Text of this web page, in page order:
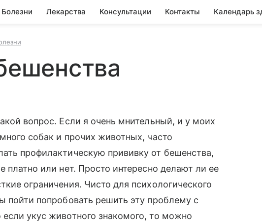
Болезни Лекарства Консультации Контакты Календарь
вопрос. Если я очень мнительный, и у моих
собак и прочих животных, часто
профилактическую прививку от бешенства,
платно или нет. Просто интересно делают ли ее
ограничения. Чисто для психологического
пойти попробовать решить эту проблему с
укус животного знакомого, то можно